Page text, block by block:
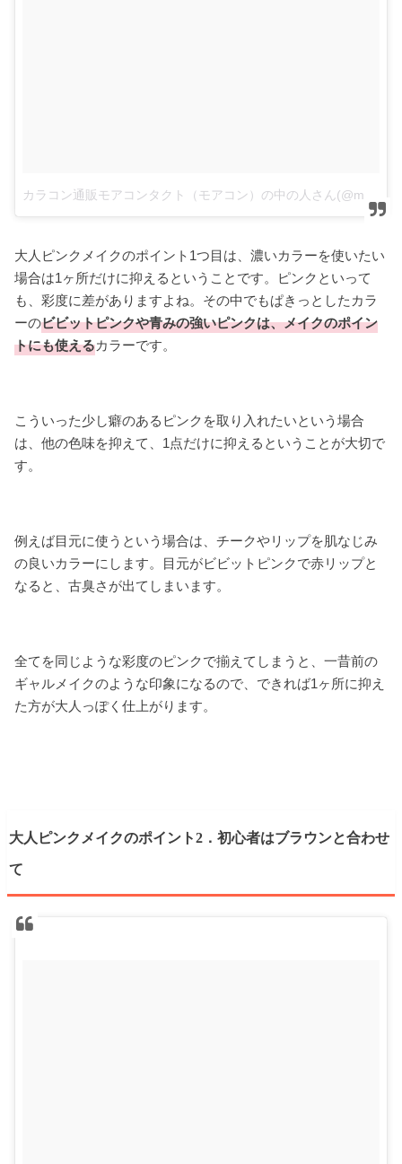
大人ピンクメイクのポイント1つ目は、濃いカラーを使いたい
場合は1ヶ所だけに抑えるということです。ピンクといって
も、彩度に差がありますよね。その中でもぱきっとしたカラ
ーのビビットピンクや青みの強いピンクは、メイクのポイン
トにも使えるカラーです。
こういった少し癖のあるピンクを取り入れたいという場合
は、他の色味を抑えて、1点だけに抑えるということが大切で
す。
例えば目元に使うという場合は、チークやリップを肌なじみ
の良いカラーにします。目元がビビットピンクで赤リップと
なると、古臭さが出てしまいます。
全てを同じような彩度のピンクで揃えてしまうと、一昔前の
ギャルメイクのような印象になるので、できれば1ヶ所に抑え
た方が大人っぽく仕上がります。
大人ピンクメイクのポイント2．初心者はブラウンと合わせ
て